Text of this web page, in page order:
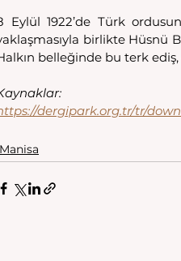
Eylül 1922’de Türk
birlikte Hüsnü
belleğinde bu terk
dergipark.org.tr/tr/
Manisa